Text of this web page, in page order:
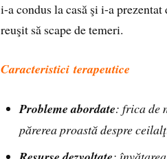
i-a condus la casă şi i-a
reuşit să scape de temeri.
Caracteristici terapeutice
Probleme abordate: frica de
părerea proastă despre